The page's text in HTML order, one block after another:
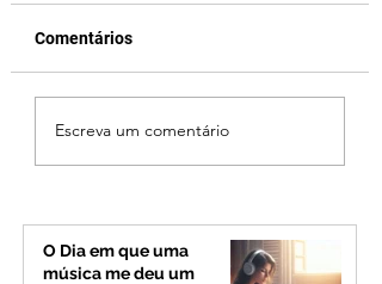
Fechamento da Ponte
rotina de turistas e
Minas e Goiás
Comentários
Escreva um comentário
O Dia em que uma
música me deu um